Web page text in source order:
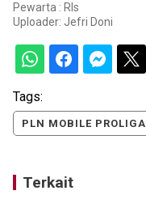
Pewarta : Rls
Uploader: Jefri Doni
Tags:
PLN MOBILE
Terkait